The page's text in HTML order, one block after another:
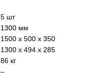
5 шт
1300 мм
1500 x 500 x 350
1300 x 494 x 285
86 кг
–